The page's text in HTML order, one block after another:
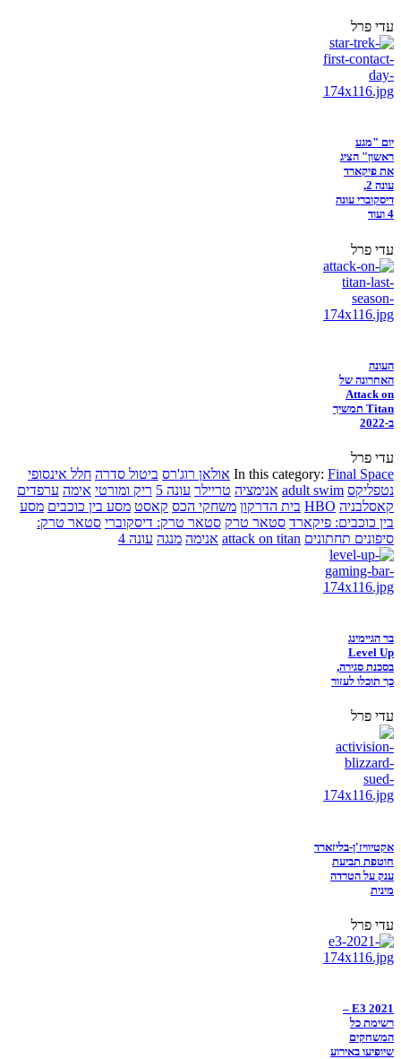
עדי פרל
יום "מגע
ראשון" הציג
את פיקארד
עונה 2,
דיסקוברי עונה
4 ועוד
עדי פרל
העונה
האחרונה של
Attack on
Titan תמשיך
ב-2022
עדי פרל
In this category: Final Space אולאן רוג'רס ביטול סדרה חלל אינסופי
נטפליקס adult swim אנימציה טריילר עונה 5 ריק ומורטי אימה ערפדים
קאסלבניה HBO בית הדרקון משחקי הכס קאסט מסע בין כוכבים מסע
בין כוכבים: פיקארד סטאר טרק סטאר טרק: דיסקוברי סטאר טרק:
סיפונים תחתונים attack on titan אנימה מנגה עונה 4
בר הגיימינג
Level Up
בסכנת סגירה,
כך תוכלו לעזור
עדי פרל
אקטיוויז'ן-בליזארד
חוטפת תביעת
ענק על הטרדה
מינית
עדי פרל
E3 2021 –
רשימת כל
המשחקים
שיופיעו באירוע